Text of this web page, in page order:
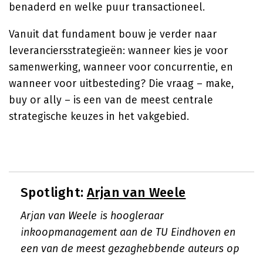
benaderd en welke puur transactioneel.
Vanuit dat fundament bouw je verder naar
leveranciersstrategieën: wanneer kies je voor
samenwerking, wanneer voor concurrentie, en
wanneer voor uitbesteding? Die vraag – make,
buy or ally – is een van de meest centrale
strategische keuzes in het vakgebied.
Spotlight: Arjan van Weele
Arjan van Weele is hoogleraar
inkoopmanagement aan de TU Eindhoven en
een van de meest gezaghebbende auteurs op